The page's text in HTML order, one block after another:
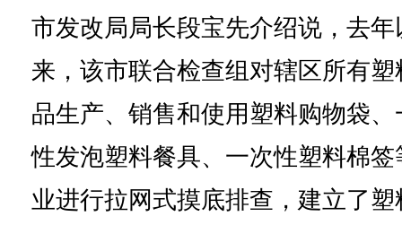
市发改局局长段宝先介绍说，去年
来，该市联合检查组对辖区所有塑
品生产、销售和使用塑料购物袋、
性发泡塑料餐具、一次性塑料棉签
业进行拉网式摸底排查，建立了塑